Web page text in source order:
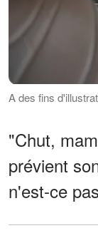
A des fins
"Chut,
prévient
n'est-ce